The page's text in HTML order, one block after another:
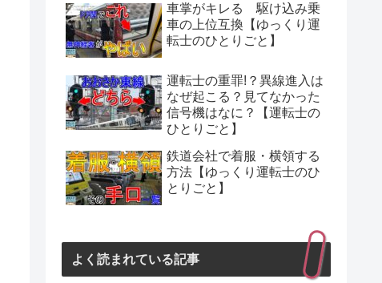
車掌がキレる 駆け込み乗
車の上位互換【ゆっくり運
転士のひとりごと】
運転士の重罪!？異線進入は
なぜ起こる？見てなかった
信号機はなに？【運転士の
ひとりごと】
鉄道会社で着服・横領する
方法【ゆっくり運転士のひ
とりごと】
よく読まれている記事